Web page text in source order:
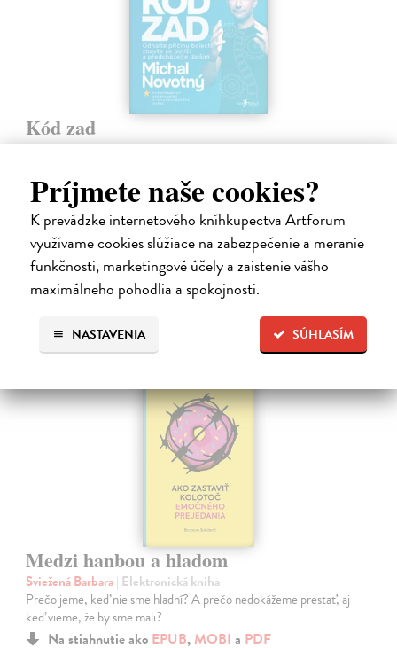
Príjmete naše cookies?
K prevádzke internetového kníhkupectva Artforum
využívame cookies slúžiace na zabezpečenie a meranie
funkčnosti, marketingové účely a zaistenie vášho
maximálneho pohodlia a spokojnosti.
SÚHLASÍM
NASTAVENIA
Kód zad
Novotný Michal| Elektronická kniha
Na stiahnutie akoEPUBaMOBI
13,95 €
Medzi hanbou a hladom
Sviežená Barbara| Elektronická kniha
Prečo jeme, keď nie sme hladní? A prečo nedokážeme prestať, aj
keď vieme, že by sme mali?
Na stiahnutie ako EPUB, MOBI a PDF